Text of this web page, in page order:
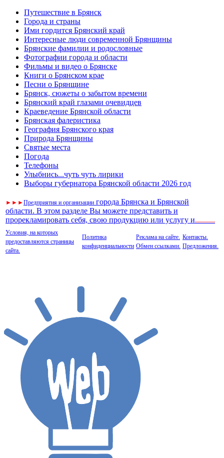
Путешествие в Брянск
Города и страны
Ими гордится Брянский край
Интересные люди современной Брянщины
Брянские фамилии и родословные
Фотографии города и области
Фильмы и видео о Брянске
Книги о Брянском крае
Песни о Брянщине
Брянск, сюжеты о забытом времени
Брянский край глазами очевидцев
Краеведение Брянской области
Брянская фалеристика
География Брянского края
Природа Брянщины
Святые места
Погода
Телефоны
Улыбнись...чуть чуть лирики
Выборы губернатора Брянской области 2026 год
► ► ►Предприятия и организации города Брянска и Брянской
области. В этом разделе Вы можете представить и
прорекламировать себя, свою продукцию или услугу и..........
Условия, на которых
предоставляются страницы
сайта.
Политика
конфиденциальности
Реклама на сайте.
Обмен ссылками.
Контакты.
Предложения.